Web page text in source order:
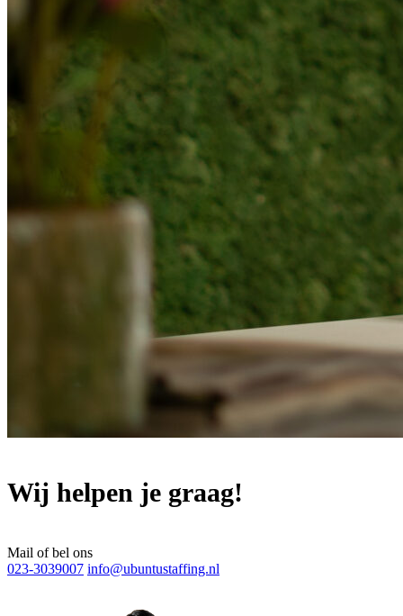
Wij helpen je graag!
Mail of bel ons
023-3039007 info@ubuntustaffing.nl